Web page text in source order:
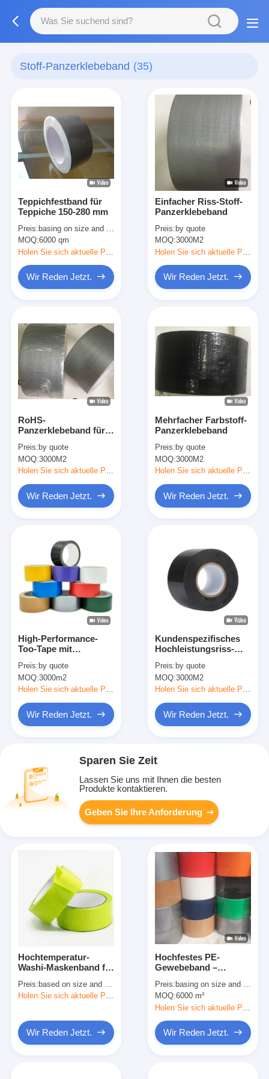
Stoff-Panzerklebeband (35)
Teppichfestband für
Teppiche 150-280 mm
Preis: basing on size and quantity
MOQ:6000 qm
Wir Reden Jetzt.
Einfacher Riss-Stoff-
Panzerklebeband
Preis: by quote
MOQ:3000M2
Wir Reden Jetzt.
RoHS-
Panzerklebeband für
Preis: by quote
MOQ:3000M2
Wir Reden Jetzt.
Mehrfacher Farbstoff-
Panzerklebeband
Preis: by quote
MOQ:3000M2
Wir Reden Jetzt.
High-Performance-
Too-Tape mit
und 60N/25mm
Zugfestigkeit zur
industriellen
Preis: by quote
MOQ:3000m2
Holen Sie sich aktuelle Preis
Wir Reden Jetzt.
Kundenspezifisches
Hochleistungsriss-
Tape Packing Tapes
des gewebe-
Panzerklebeband-35
Preis: by quote
MOQ:3000M2
Holen Sie sich aktuelle Preis
Wir Reden Jetzt.
Sparen Sie Zeit
Lassen Sie uns mit Ihnen die besten
Produkte kontaktieren.
Geben Sie Ihre Anforderung
Hochtemperatur-
Washi-Maskenband für
Preis: based on size and quantity
Holen Sie sich aktuelle Preis
Wir Reden Jetzt.
Hochfestes PE-
Gewebeband –
abreißbar, für
Rohrreparatur,
Bündelung und
industrielles Abdecken
Preis: basing on size and quantity
MOQ:6000 m²
Wir Reden Jetzt.